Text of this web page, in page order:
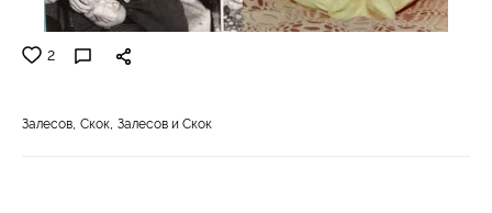
2
Залесов Скок Залесов и Скок